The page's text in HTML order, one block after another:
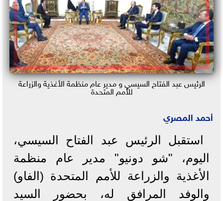
الرئيس عبد الفتاح السيسي و مدير عام منظمة الأغذية والزراعة
للأمم المتحدة
أحمد المصري
استقبل الرئيس عبد الفتاح السيسي،
اليوم، "شو دونيو" مدير عام منظمة
الأغذية والزراعة للأمم المتحدة (الفاو)
والوفد المرافق له، بحضور السيد